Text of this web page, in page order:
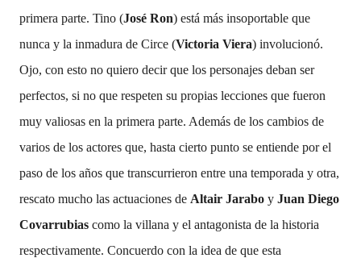
primera parte. Tino (José Ron) está más insoportable que
nunca y la inmadura de Circe (Victoria Viera) involucionó.
Ojo, con esto no quiero decir que los personajes deban ser
perfectos, si no que respeten su propias lecciones que fueron
muy valiosas en la primera parte. Además de los cambios de
varios de los actores que, hasta cierto punto se entiende por el
paso de los años que transcurrieron entre una temporada y otra,
rescato mucho las actuaciones de Altair Jarabo y Juan Diego
Covarrubias como la villana y el antagonista de la historia
respectivamente. Concuerdo con la idea de que esta